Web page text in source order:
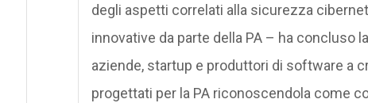
degli aspetti correlati alla sicurezza
innovative da parte della PA – ha concluso
aziende, startup e produttori di software a
progettati per la PA riconoscendola come